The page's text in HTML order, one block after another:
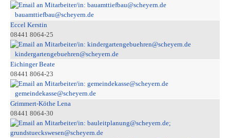
bauamttiefbau@scheyern.de
Eccel Kerstin
08441 8064-25
kindergartengebuehren@scheyern.de
Eichinger Beate
08441 8064-23
gemeindekasse@scheyern.de
Grimmert-Köthe Lena
08441 8064-30